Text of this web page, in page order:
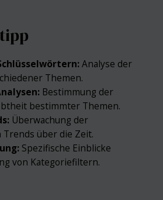
Analyse der
Themen.
Bestimmung der
bestimmter Themen.
Überwachung der
Trends über die Zeit.
Spezifische Einblicke
von Kategoriefiltern.